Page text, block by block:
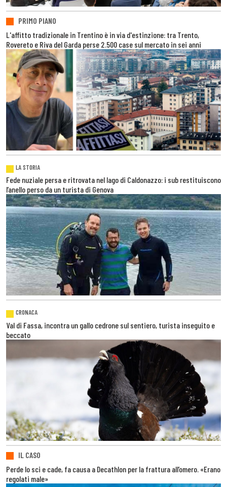
PRIMO PIANO
L'affitto tradizionale in Trentino è in via d'estinzione: tra Trento,
Rovereto e Riva del Garda perse 2.500 case sul mercato in sei anni
LA STORIA
Fede nuziale persa e ritrovata nel lago di Caldonazzo: i sub restituiscono
l’anello perso da un turista di Genova
CRONACA
Val di Fassa, incontra un gallo cedrone sul sentiero, turista inseguito e
beccato
IL CASO
Perde lo sci e cade, fa causa a Decathlon per la frattura all’omero. «Erano
regolati male»